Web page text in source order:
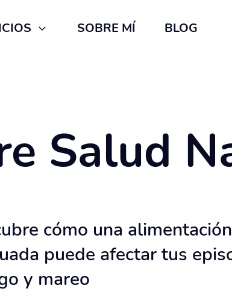
SOBRE MÍ BLOG
Salud
cómo una alimentación
puede afectar tus
y mareo